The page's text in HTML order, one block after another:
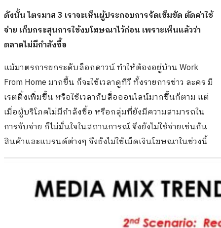
ดังนั้น ไตรมาส 3 เราจะเห็นผู้ประกอบการรัดเข็มขัด ตัดค่าใช้
จ่าย เก็บกระสุนการใช้งบโฆษณาไว้ก่อน เพราะเห็นแล้วว่า
ตลาดไม่มีกำลังซื้อ
แม้มาตรการยกระดับล็อกดาวน์ ทำให้ต้องอยู่บ้าน Work
From Home มากขึ้น ก็จะใช้เวลาดูทีวี ทั้งรายการข่าว ละคร มี
เรตติ้งเพิ่มขึ้น หรือใช้เวลากับสื่อออนไลน์มากขึ้นก็ตาม แต่
เมื่อผู้บริโภคไม่มีกำลังซื้อ หรือกลุ่มที่ยังมีความสามารถใน
การจับจ่าย ก็ไม่มั่นใจในสถานการณ์ จึงยังไม่ใช้จ่ายเช่นกัน
สินค้าและแบรนด์ต่างๆ จึงยังไม่ใช้เม็ดเงินโฆษณาในช่วงนี้